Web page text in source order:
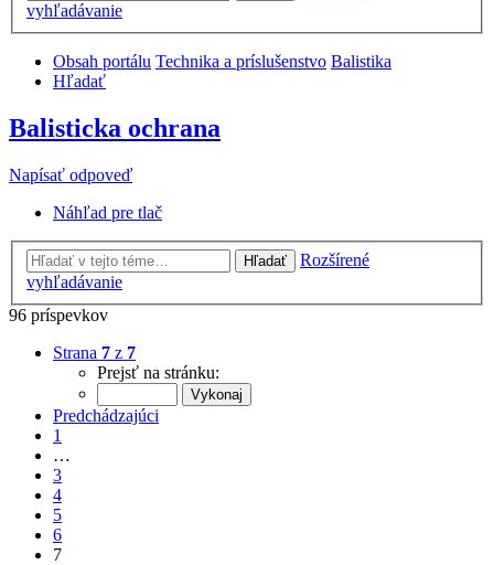
vyhľadávanie
Obsah portálu Technika a príslušenstvo Balistika
Hľadať
Balisticka ochrana
Napísať odpoveď
Náhľad pre tlač
Hľadať
Rozšírené
vyhľadávanie
96 príspevkov
Strana 7 z 7
Prejsť na stránku:
Predchádzajúci
1
…
3
4
5
6
7